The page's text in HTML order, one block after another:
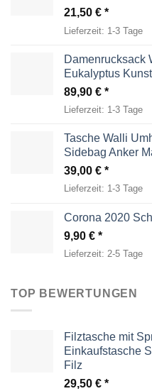
21,50 €
Lieferzeit: 1-3 Tage
Damenrucksack
Eukalyptus
89,90 €
Lieferzeit: 1-3 Tage
Tasche Walli
Sidebag Anker
39,00 €
Lieferzeit: 1-3 Tage
Corona 2020
9,90 €
Lieferzeit: 2-5 Tage
TOP BEWERTUNGEN
Filztasche mit
Einkaufstasche
Filz
29,50 €